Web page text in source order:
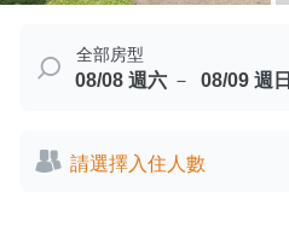
08/08 週六 － 08/09 週日
全部房型
請選擇入住人數